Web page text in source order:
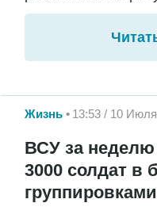
Жизнь 13:53 / 10
ВСУ за
3000 солдат в